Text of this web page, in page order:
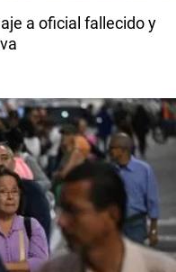
a oficial fallecido y